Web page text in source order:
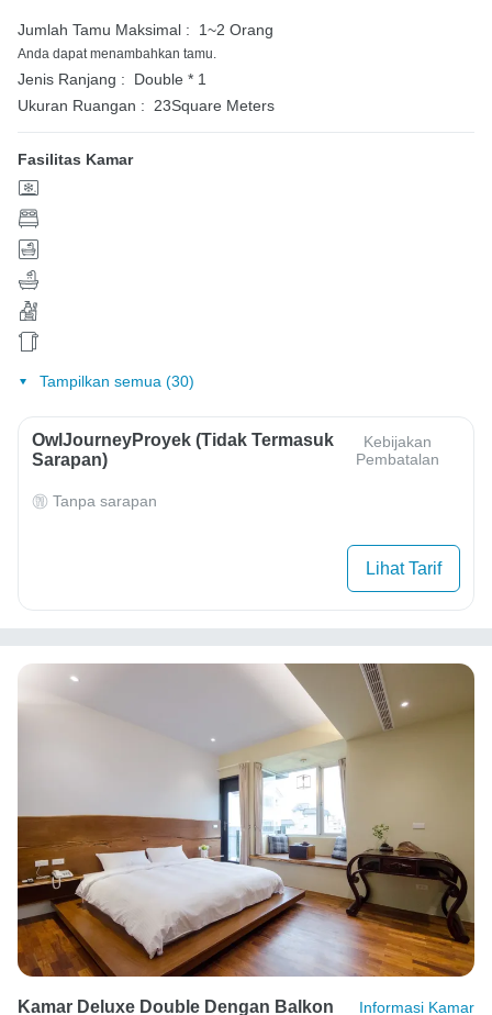
Jumlah Tamu Maksimal : 1~2 Orang
Anda dapat menambahkan tamu.
Jenis Ranjang :
Double * 1
Ukuran Ruangan :
23Square Meters
Fasilitas Kamar
Tampilkan semua (30)
OwlJourneyProyek (Tidak Termasuk
Sarapan)
Kebijakan
Pembatalan
Tanpa sarapan
Lihat Tarif
Kamar Deluxe Double Dengan Balkon Informasi Kamar